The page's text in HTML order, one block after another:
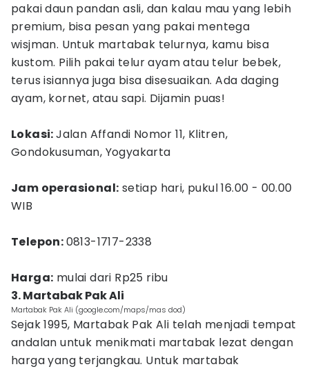
pakai daun pandan asli, dan kalau mau yang lebih
premium, bisa pesan yang pakai mentega
wisjman. Untuk martabak telurnya, kamu bisa
kustom. Pilih pakai telur ayam atau telur bebek,
terus isiannya juga bisa disesuaikan. Ada daging
ayam, kornet, atau sapi. Dijamin puas!
Lokasi:Jalan Affandi Nomor 11, Klitren,
Gondokusuman, Yogyakarta
Jam operasional: setiap hari, pukul 16.00 - 00.00
WIB
Telepon:0813-1717-2338
Harga: mulai dari Rp25 ribu
3. Martabak Pak Ali
Martabak Pak Ali (google.com/maps/mas dod)
Sejak 1995, Martabak Pak Ali telah menjadi tempat
andalan untuk menikmati martabak lezat dengan
harga yang terjangkau. Untuk martabak